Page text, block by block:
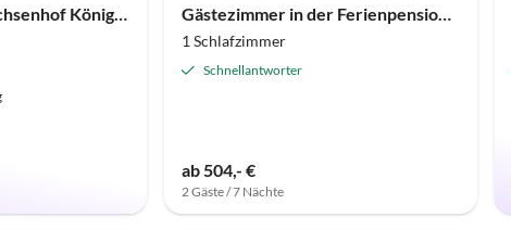
Ferienwohnung Sachsenhof Königstein Gästezimmer in der Ferienpension Gabriele
1 Schlafzimmer
Schnellantworter
ab 504,- €
2 Gäste / 7 Nächte
5.0 (1)